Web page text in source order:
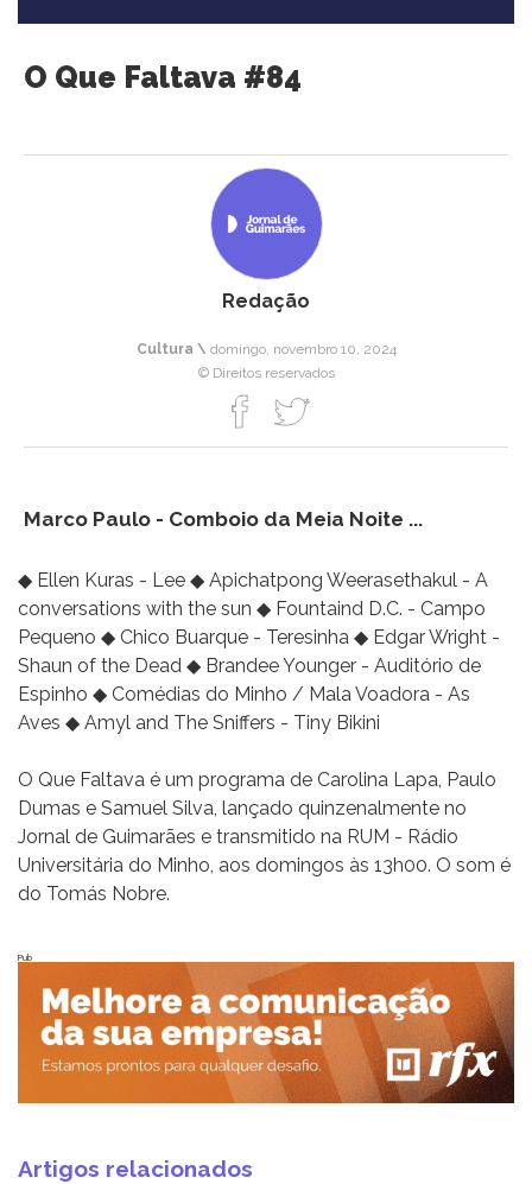
O Que Faltava #84
Redação
Cultura \ domingo, novembro 10, 2024
© Direitos reservados
Marco Paulo - Comboio da Meia Noite ...
◆ Ellen Kuras - Lee ◆ Apichatpong Weerasethakul - A
conversations with the sun ◆ Fountaind D.C. - Campo
Pequeno ◆ Chico Buarque - Teresinha ◆ Edgar Wright -
Shaun of the Dead ◆ Brandee Younger - Auditório de
Espinho ◆ Comédias do Minho / Mala Voadora - As
Aves ◆ Amyl and The Sniffers - Tiny Bikini
O Que Faltava é um programa de Carolina Lapa, Paulo
Dumas e Samuel Silva, lançado quinzenalmente no
Jornal de Guimarães e transmitido na RUM - Rádio
Universitária do Minho, aos domingos às 13h00. O som é
do Tomás Nobre.
Pub
Artigos relacionados